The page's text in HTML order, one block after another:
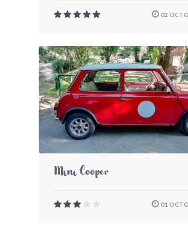
02
Mini Cooper
01